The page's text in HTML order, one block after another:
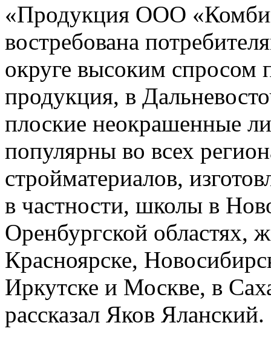
«Продукция ООО
востребована
округе высоким спросом
продукция, в
плоские неокрашенные
популярны во всех
стройматериалов,
в частности, школы в
Оренбургской областях,
Красноярске,
Иркутске и Москве, в
рассказал Яков Яланский.